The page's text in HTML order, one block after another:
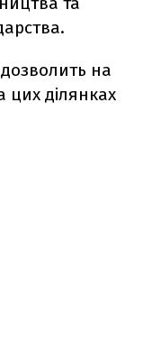
на
цих ділянках